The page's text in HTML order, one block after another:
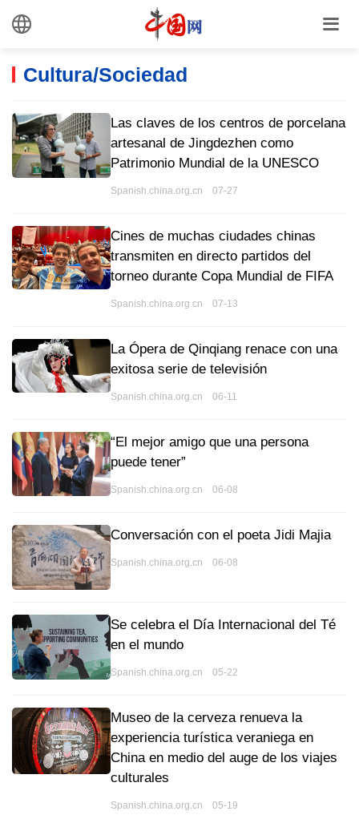
Cultura/Sociedad
Las claves de los centros de porcelana
artesanal de Jingdezhen como
Patrimonio Mundial de la UNESCO
Spanish.china.org.cn 07-27
Cines de muchas ciudades chinas
transmiten en directo partidos del
torneo durante Copa Mundial de FIFA
Spanish.china.org.cn 07-13
La Ópera de Qinqiang renace con una
exitosa serie de televisión
Spanish.china.org.cn 06-11
“El mejor amigo que una persona
puede tener”
Spanish.china.org.cn 06-08
Conversación con el poeta Jidi Majia
Spanish.china.org.cn 06-08
Se celebra el Día Internacional del Té
en el mundo
Spanish.china.org.cn 05-22
Museo de la cerveza renueva la
experiencia turística veraniega en
China en medio del auge de los viajes
culturales
Spanish.china.org.cn 05-19